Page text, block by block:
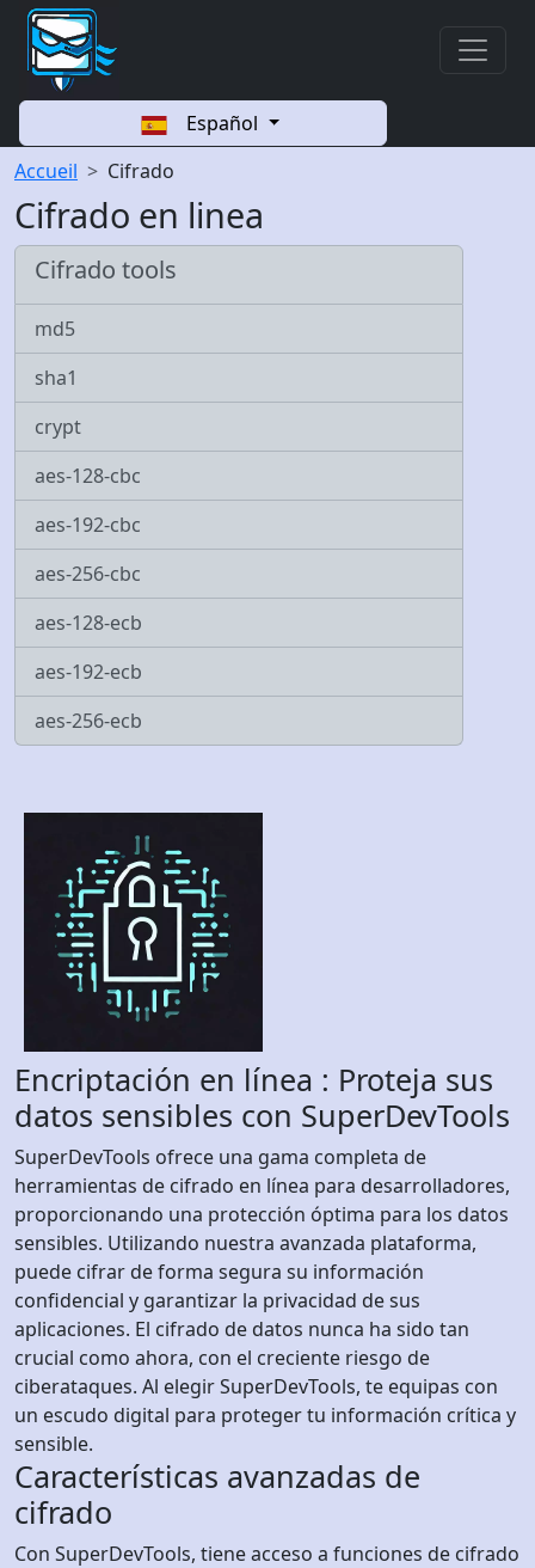
Español
Accueil
Cifrado
Cifrado en linea
Cifrado tools
md5
sha1
crypt
aes-128-cbc
aes-192-cbc
aes-256-cbc
aes-128-ecb
aes-192-ecb
aes-256-ecb
Encriptación en línea : Proteja sus
datos sensibles con SuperDevTools
SuperDevTools ofrece una gama completa de
herramientas de cifrado en línea para desarrolladores,
proporcionando una protección óptima para los datos
sensibles. Utilizando nuestra avanzada plataforma,
puede cifrar de forma segura su información
confidencial y garantizar la privacidad de sus
aplicaciones. El cifrado de datos nunca ha sido tan
crucial como ahora, con el creciente riesgo de
ciberataques. Al elegir SuperDevTools, te equipas con
un escudo digital para proteger tu información crítica y
sensible.
Características avanzadas de
cifrado
Con SuperDevTools, tiene acceso a funciones de cifrado